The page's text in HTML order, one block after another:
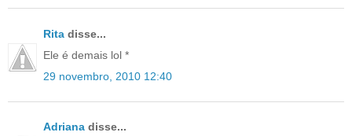
Rita disse...
Ele é demais lol *
29 novembro, 2010 12:40
Adriana disse...